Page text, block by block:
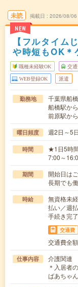
未読
NEW
掲載日 2026/08/06
【フルタイム
や時短もOK＊
職種未経験OK 交
WEB登録OK 派遣
勤務地
千葉県船
船橋駅か
前原駅か
曜日頻度 週2日～5
時間
★1日5時
7:00～
期間
開始日は
長期でも
時給
無資格未
払い／週
手続き完
交通費
交通費全
仕事内容
介護関連
＊入居者
ばあちゃ